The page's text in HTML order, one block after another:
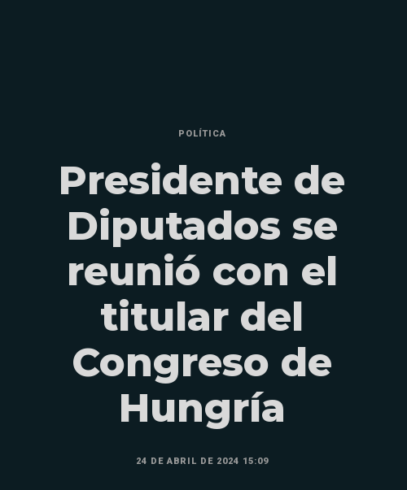
POLÍTICA
Presidente de
Diputados se
reunió con el
titular del
Congreso de
Hungría
24 DE ABRIL DE 2024 15:09